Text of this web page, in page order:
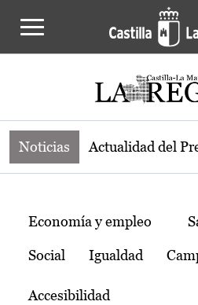
Noticias de la
Noticias Actualidad del
Temas
Economía y empleo
Social Igualdad
Accesibilidad